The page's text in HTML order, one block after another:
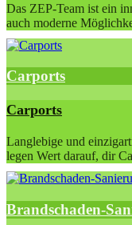
Das ZEP-Team ist ein
auch moderne
Carports
Carports
Langlebige und
legen Wert darauf, dir
Brandschaden-